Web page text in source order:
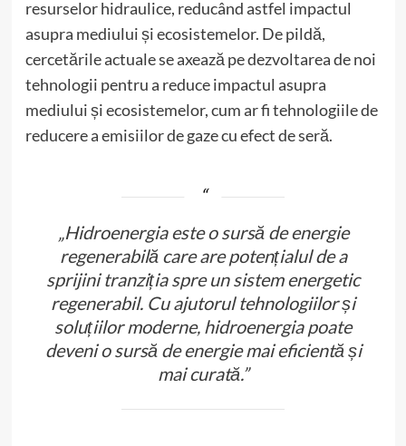
resurselor hidraulice, reducând astfel impactul
asupra mediului și ecosistemelor. De pildă,
cercetările actuale se axează pe dezvoltarea de noi
tehnologii pentru a reduce impactul asupra
mediului și ecosistemelor, cum ar fi tehnologiile de
reducere a emisiilor de gaze cu efect de seră.
„Hidroenergia este o sursă de energie
regenerabilă care are potențialul de a
sprijini tranziția spre un sistem energetic
regenerabil. Cu ajutorul tehnologiilor și
soluțiilor moderne, hidroenergia poate
deveni o sursă de energie mai eficientă și
mai curată.”